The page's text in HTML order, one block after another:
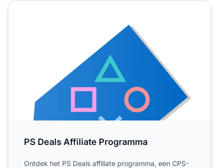
PS Deals Affiliate Programma
PS Deals Affiliate Programma
Ontdek het PS Deals affiliate programma, een CPS-